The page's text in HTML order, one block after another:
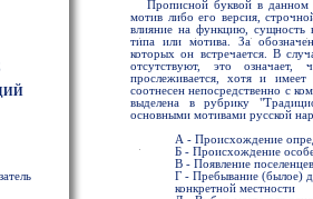
Прописной буквой в данном
мотив либо его версия,
влияние на функцию, сущность
типа или мотива. За
которых он встречается. В
отсутствуют, это
прослеживается, хотя и
соотнесен непосредственно с
выделена в рубрику
основными мотивами русской
А - Происхождение
Б - Происхождение
В - Появление
Г - Пребывание (былое)
конкретной местности